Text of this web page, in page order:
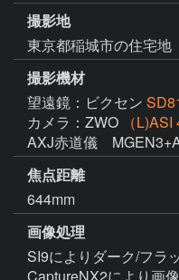
撮影地
東京都稲城市の住宅地
撮影機材
望遠鏡：ビクセン
カメラ：ZWO
（
AXJ赤道儀　
焦点距離
644mm
画像処理
SI9によりダーク/フラ